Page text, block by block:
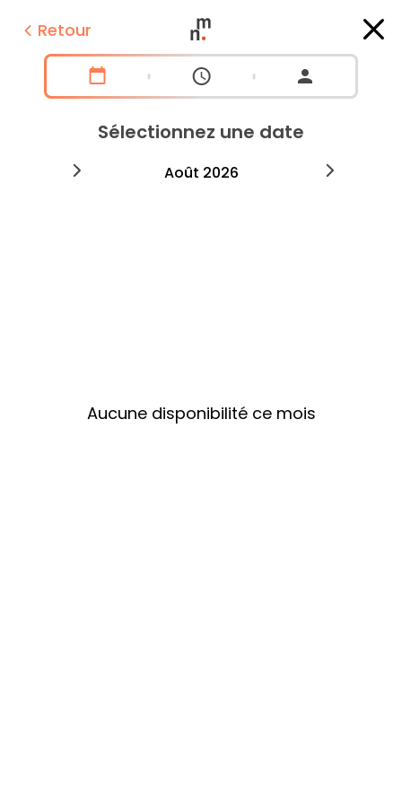
Retour
Sélectionnez une date
août 2026
Aucune disponibilité ce mois